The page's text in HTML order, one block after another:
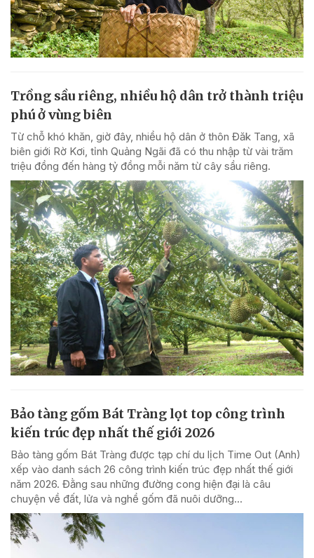
Trồng sầu riêng, nhiều hộ dân trở thành triệu
phú ở vùng biên
Từ chỗ khó khăn, giờ đây, nhiều hộ dân ở thôn Đăk Tang, xã
biên giới Rờ Kơi, tỉnh Quảng Ngãi đã có thu nhập từ vài trăm
triệu đồng đến hàng tỷ đồng mỗi năm từ cây sầu riêng.
Bảo tàng gốm Bát Tràng lọt top công trình
kiến trúc đẹp nhất thế giới 2026
Bảo tàng gốm Bát Tràng được tạp chí du lịch Time Out (Anh)
xếp vào danh sách 26 công trình kiến trúc đẹp nhất thế giới
năm 2026. Đằng sau những đường cong hiện đại là câu
chuyện về đất, lửa và nghề gốm đã nuôi dưỡng...